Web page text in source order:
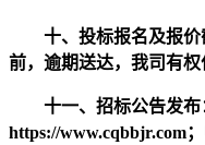
十、投标报名及报价
前，逾期送达，我司有权
十一、招标公告发布
https://www.cqbbjr.com